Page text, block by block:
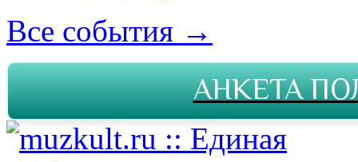
Все события →
АНКЕТА